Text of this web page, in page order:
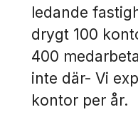
ledande
drygt 100
400
inte där- Vi
kontor per år.